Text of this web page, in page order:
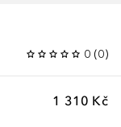
0 (0)
1 310 Kč